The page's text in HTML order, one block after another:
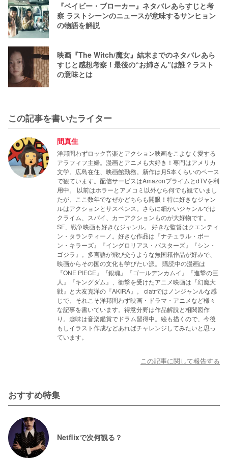
『ベイビー・ブローカー』ネタバレあらすじと考
察 ラストシーンのニュースが意味するサンヒョン
の物語を解説
映画『The Witch/魔女』結末までのネタバレあら
すじと感想考察！最後の“お姉さん”は誰？ラスト
の意味とは
この記事を書いたライター
間真生
洋邦問わずロック音楽とアクション映画をこよなく愛する
アラフィフ主婦。漫画とアニメも大好き！専門はアメリカ
文学。広島在住、映画館勤務。新作は月5本くらいのペース
で観ています。配信サービスはAmazonプライムとdTVを利
用中。 以前はホラーとアメコミ以外なら何でも観ていまし
たが、ここ数年でなぜかどちらも開眼！特に好きなジャン
ルはアクションとサスペンス。さらに細かいジャンルでは
クライム、スパイ、カーアクションものが大好物です。
SF、戦争映画も好きなジャンル。 好きな監督はクエンティ
ン・タランティーノ。好きな作品は『ナチュラル・ボー
ン・キラーズ』『イングロリアス・バスターズ』『シン・
ゴジラ』。多言語が飛び交うような無国籍作品が好みで、
映画からその国の文化も学びたい派。 購読中の漫画は
『ONE PIECE』『銀魂』『ゴールデンカムイ』『進撃の巨
人』『キングダム』、衝撃を受けたアニメ映画は『幻魔大
戦』と大友克洋の『AKIRA』。 ciatrではノンジャンルな感
じで、それこそ洋邦問わず映画・ドラマ・アニメなど様々
な記事を書いています。得意分野は作品解説と相関図作
り。趣味は音楽鑑賞でドラム習得中。絵も描くので、今後
もしイラスト作成などあればチャレンジしてみたいと思っ
ています。
この記事に関して報告する
おすすめ特集
Netflixで次何観る？